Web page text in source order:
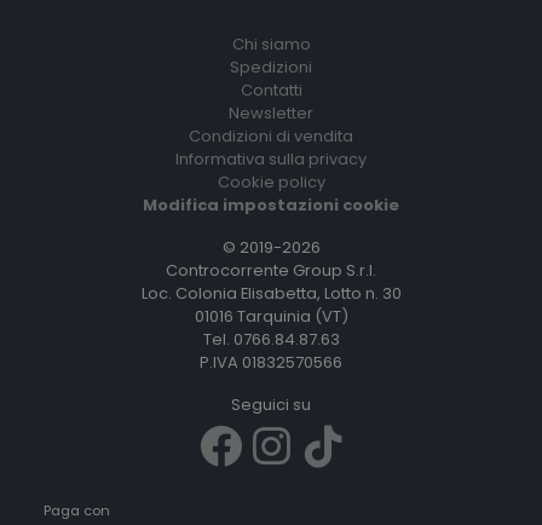
Chi siamo
Spedizioni
Contatti
Newsletter
Condizioni di vendita
Informativa sulla privacy
Cookie policy
Modifica impostazioni cookie
© 2019-2026
Controcorrente Group S.r.l.
Loc. Colonia Elisabetta, Lotto n. 30
01016 Tarquinia (VT)
Tel. 0766.84.87.63
P.IVA 01832570566
Seguici su
Paga con